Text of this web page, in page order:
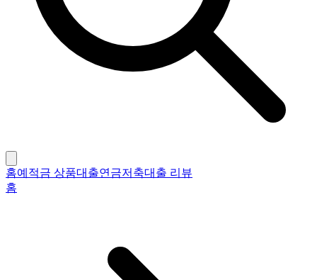
홈예적금 상품대출연금저축대출 리뷰
홈